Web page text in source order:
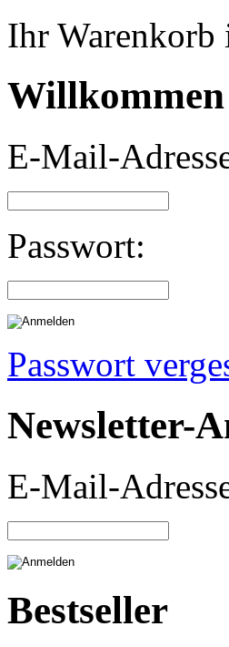
Ihr Warenkorb
E-Mail-
Passwort:
Passwort
Newsletter-
E-Mail-
Bestseller